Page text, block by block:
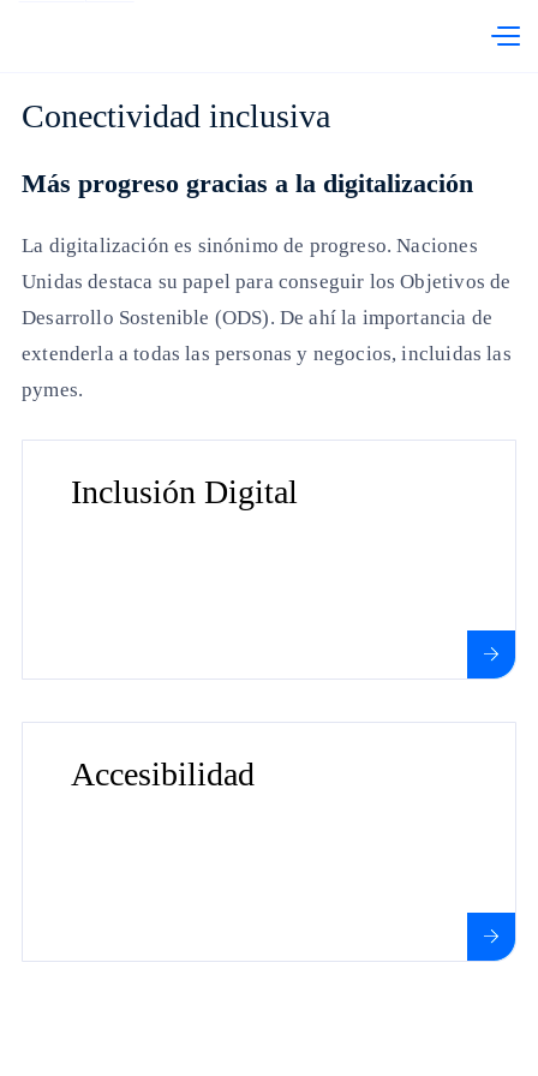
Conectividad inclusiva
Más progreso gracias a la digitalización
La digitalización es sinónimo de progreso. Naciones
Unidas destaca su papel para conseguir los Objetivos de
Desarrollo Sostenible (ODS). De ahí la importancia de
extenderla a todas las personas y negocios, incluidas las
pymes.
Inclusión Digital
Más información sobre Inclusión Digital
Accesibilidad
Más información sobre Accesibilidad